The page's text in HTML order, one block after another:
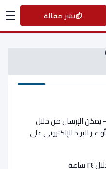
نشر مقالة ☰
مقالاتك الأكاديمية.
الإرسال من خلال
البريد الإلكتروني على
٢٤ ساعة